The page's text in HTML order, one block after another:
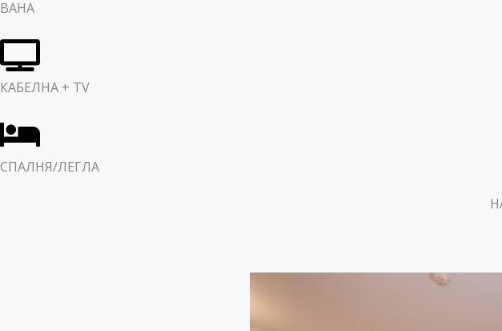
ВАНА
КАБЕЛНА + TV
СПАЛНЯ/ЛЕГЛА